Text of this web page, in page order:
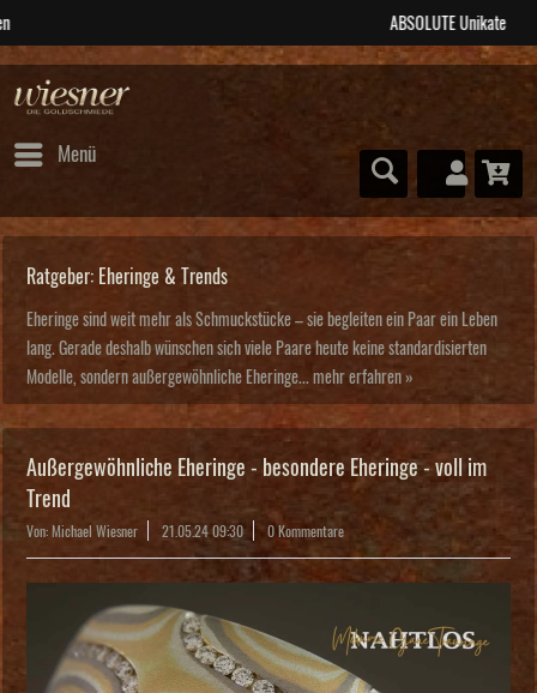
Menü
Ratgeber: Eheringe & Trends
Eheringe sind weit mehr als Schmuckstücke – sie begleiten ein Paar ein Leben
lang. Gerade deshalb wünschen sich viele Paare heute keine standardisierten
Modelle, sondern außergewöhnliche Eheringe... mehr erfahren »
Außergewöhnliche Eheringe - besondere Eheringe - voll im
Trend
Von: Michael Wiesner 21.05.24 09:30 0 Kommentare